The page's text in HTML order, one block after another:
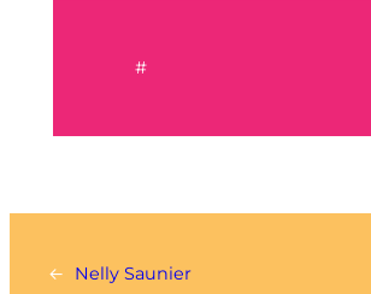
#
← Nelly Saunier